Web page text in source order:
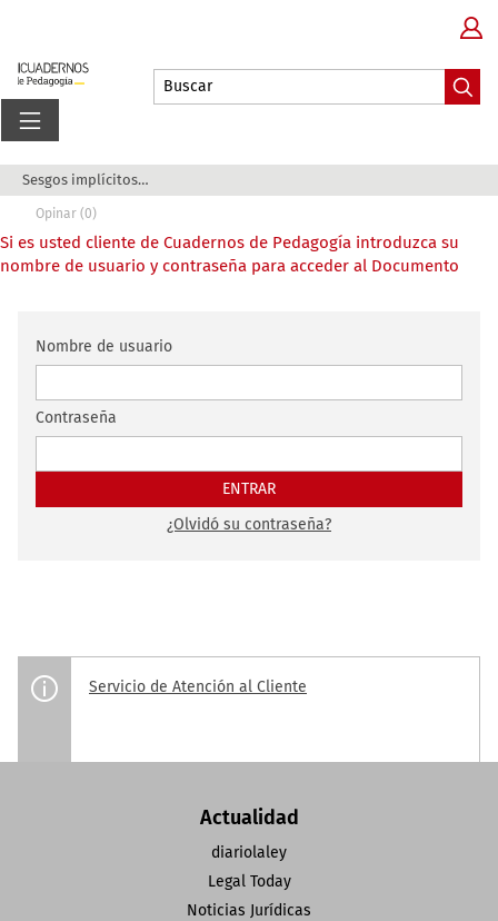
Sesgos implícitos y democracia. Una investigaci...
Opinar (0)
Si es usted cliente de Cuadernos de Pedagogía introduzca su
nombre de usuario y contraseña para acceder al Documento
Nombre de usuario
Contraseña
¿Olvidó su contraseña?
Servicio de Atención al Cliente
Actualidad
diariolaley
Legal Today
Noticias Jurídicas